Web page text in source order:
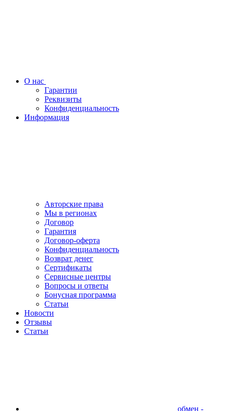
О нас
Гарантии
Реквизиты
Конфиденциальность
Информация
Авторские права
Мы в регионах
Договор
Гарантия
Договор-оферта
Конфиденциальность
Возврат денег
Сертификаты
Сервисные центры
Вопросы и ответы
Бонусная программа
Статьи
Новости
Отзывы
Статьи
обмен -